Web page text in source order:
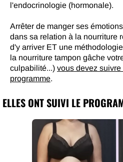
l'endocrinologie (hormonale).
Arrêter de manger ses
dans sa relation à la nourriture
d'y arriver ET une
la nourriture tampon gâche
culpabilité...) vous devez
programme.
ELLES ONT SUIVI LE